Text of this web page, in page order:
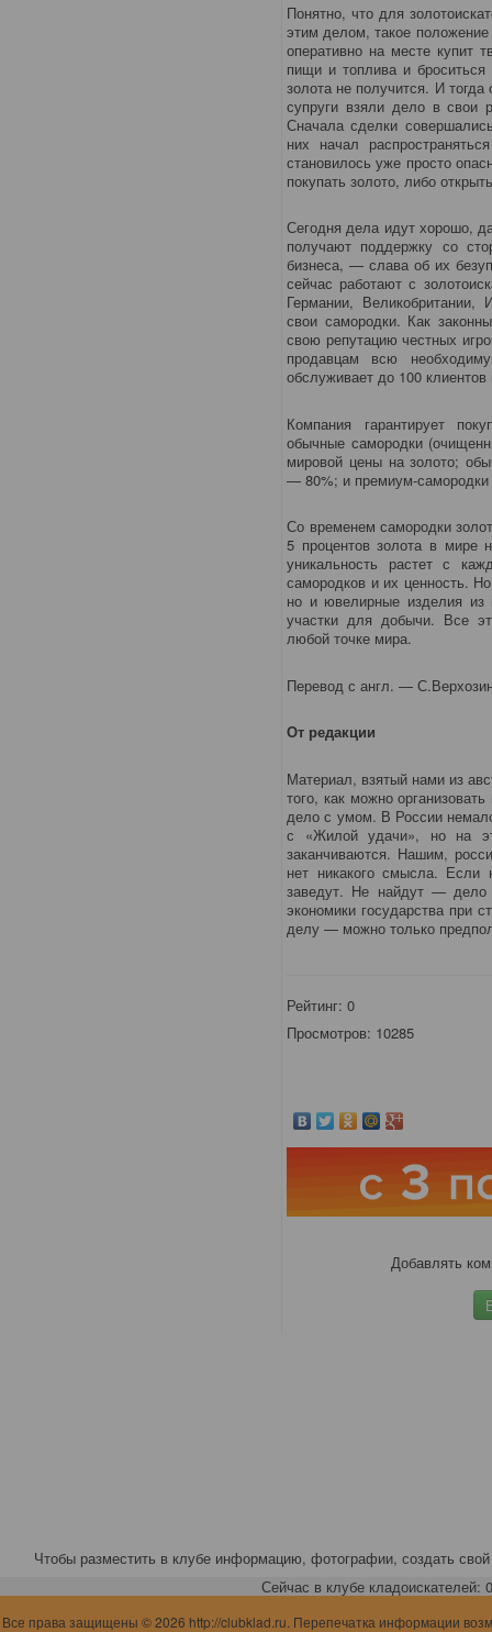
Понятно, что для
этим делом, такое
оперативно на месте купит
пищи и топлива и
золота не получится. И
супруги взяли дело в свои
Сначала сделки
них начал
становилось уже просто
покупать золото, либо
Сегодня дела идут хорошо,
получают поддержку со
бизнеса, — слава об их
сейчас работают с
Германии,
свои самородки. Как
свою репутацию честных
продавцам всю
обслуживает до 100
Компания гарантирует
обычные самородки
мировой цены на золото;
— 80%; и премиум-
Со временем самородки
5 процентов золота в мире
уникальность растет с
самородков и их ценность.
но и ювелирные изделия из
участки для добычи. Все
любой точке мира.
Перевод с англ. —
От редакции
Материал, взятый нами из
того, как можно
дело с умом. В России
с «Жилой удачи», но на
заканчиваются. Нашим,
нет никакого смысла.
заведут. Не найдут — дело
экономики государства при
делу — можно только
Рейтинг:0
Просмотров: 10285
Добавлять
Чтобы разместить в клубе информацию, фотографии, создать свой
Сейчас в клубе кладоискателей:
Все права защищены © 2026 http://clubklad.ru. Перепечатка информации